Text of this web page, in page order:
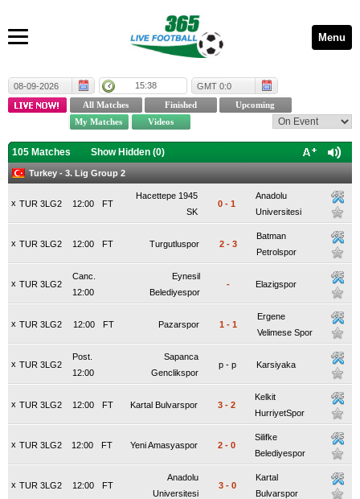
Menu
08-09-2026 15:38 GMT 0:0
105 Matches Show Hidden (0)
Turkey - 3. Lig Group 2
x TUR 3LG2 FT
12:00
Hacettepe 1945
SK
0 - 1
Anadolu
Universitesi
x TUR 3LG2 FT
12:00 Turgutluspor 2 - 3
Batman
Petrolspor
x TUR 3LG2
Canc.
12:00
Eynesil
Belediyespor
- Elazigspor
x TUR 3LG2 FT
12:00 Pazarspor 1 - 1
Ergene
Velimese Spor
x TUR 3LG2
Post.
12:00
Sapanca
Genclikspor
p - p Karsiyaka
x TUR 3LG2 FT
12:00 Kartal Bulvarspor 3 - 2
Kelkit
HurriyetSpor
x TUR 3LG2 FT
12:00 Yeni Amasyaspor 2 - 0
Silifke
Belediyespor
x TUR 3LG2 FT
12:00
Anadolu
Universitesi
3 - 0
Kartal
Bulvarspor